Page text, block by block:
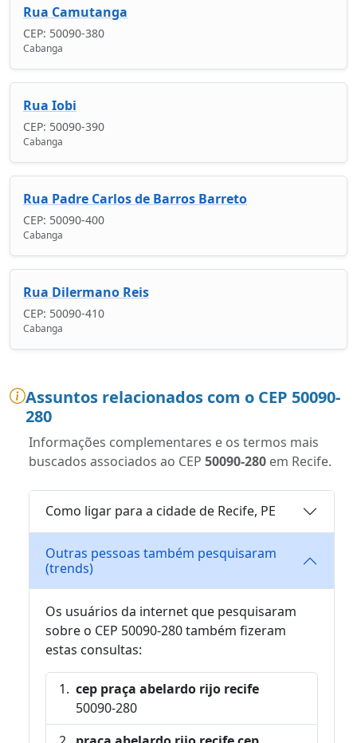
Rua Camutanga
CEP: 50090-380
Cabanga
Rua Iobi
CEP: 50090-390
Cabanga
Rua Padre Carlos de Barros Barreto
CEP: 50090-400
Cabanga
Rua Dilermano Reis
CEP: 50090-410
Cabanga
Assuntos relacionados com o CEP 50090-
280
Informações complementares e os termos mais
buscados associados ao CEP 50090-280 em Recife.
Como ligar para a cidade de Recife, PE
Outras pessoas também pesquisaram
(trends)
Os usuários da internet que pesquisaram
sobre o CEP 50090-280 também fizeram
estas consultas:
cep praça abelardo rijo recife
50090-280